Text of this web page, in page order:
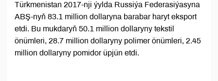
Türkmenistan 2017-nji ýylda Russiýa Federasiýasyna
ABŞ-nyň 83.1 million dollaryna barabar haryt eksport
etdi. Bu mukdaryň 50.1 million dollaryny tekstil
önümleri, 28.7 million dollaryny polimer önümleri, 2.45
million dollaryny pomidor üpjün etdi.